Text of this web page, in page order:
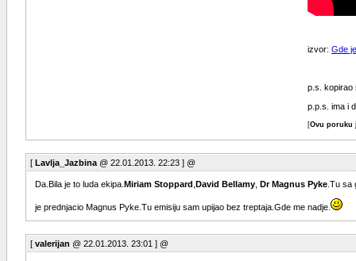
izvor: Gde
p.s. kopirao
p.p.s. ima i
[Ovu poruku
[ Lavlja_Jazbina @ 22.01.2013. 22:23 ] @
Da.Bila je to luda ekipa. Miriam Stoppard David Bellamy Dr Magnus Pyke .Tu sa
je prednjacio Magnus Pyke.Tu emisiju sam upijao bez treptaja.Gde me nadje.
[ valerijan @ 22.01.2013. 23:01 ] @